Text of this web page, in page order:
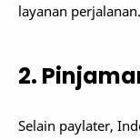
layanan perjalanan.
2.
Selain paylater,